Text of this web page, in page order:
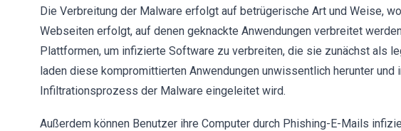
Die Verbreitung der Malware erfolgt auf betrügerische Art und Weise,
Webseiten erfolgt, auf denen geknackte Anwendungen verbreitet
Plattformen, um infizierte Software zu verbreiten, die sie zunächst als
laden diese kompromittierten Anwendungen unwissentlich herunter und
Infiltrationsprozess der Malware eingeleitet wird.
Außerdem können Benutzer ihre Computer durch Phishing-E-Mails